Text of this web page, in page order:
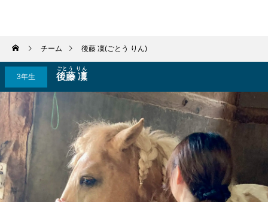
チーム 後藤 凜(ごとう りん)
3年生 後藤 凜
ごとう りん